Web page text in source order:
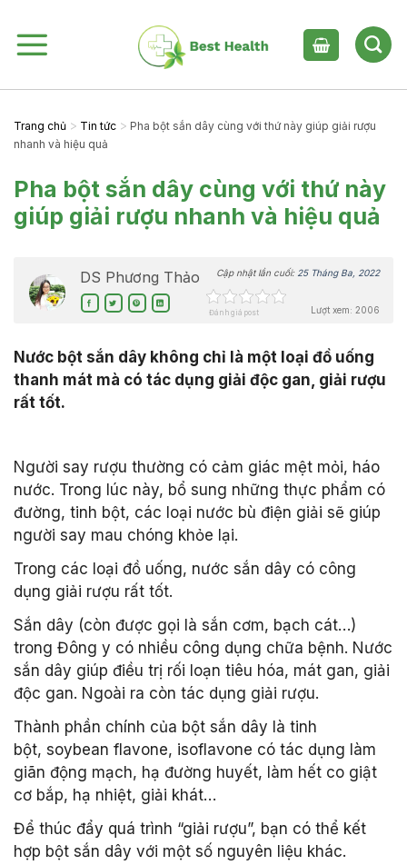
content
Trang chủ > Tin tức > Pha bột sắn dây cùng với thứ này giúp giải rượu
nhanh và hiệu quả
Pha bột sắn dây cùng với thứ này
giúp giải rượu nhanh và hiệu quả
DS Phương Thảo Cập nhật lần cuối: 25 Tháng Ba, 2022
Đánh giá post Lượt xem: 2006
Nước bột sắn dây không chỉ là một loại đồ uống
thanh mát mà có tác dụng giải độc gan, giải rượu
rất tốt.
Người say rượu thường có cảm giác mệt mỏi, háo
nước. Trong lúc này, bổ sung những thực phẩm có
đường, tinh bột, các loại nước bù điện giải sẽ giúp
người say mau chóng khỏe lại.
Trong các loại đồ uống, nước sắn dây có công
dụng giải rượu rất tốt.
Sắn dây (còn được gọi là sắn cơm, bạch cát…)
trong Đông y có nhiều công dụng chữa bệnh. Nước
sắn dây giúp điều trị rối loạn tiêu hóa, mát gan, giải
độc gan. Ngoài ra còn tác dụng giải rượu.
Thành phần chính của bột sắn dây là tinh
bột, soybean flavone, isoflavone có tác dụng làm
giãn động mạch, hạ đường huyết, làm hết co giật
cơ bắp, hạ nhiệt, giải khát…
Để thúc đẩy quá trình “giải rượu”, bạn có thể kết
hợp bột sắn dây với một số nguyên liệu khác.